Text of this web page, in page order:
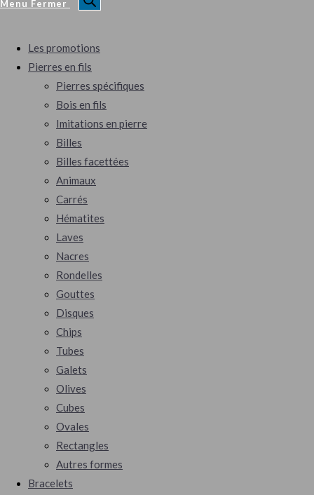
Menu Fermer
Les promotions
Pierres en fils
Pierres spécifiques
Bois en fils
Imitations en pierre
Billes
Billes facettées
Animaux
Carrés
Hématites
Laves
Nacres
Rondelles
Gouttes
Disques
Chips
Tubes
Galets
Olives
Cubes
Ovales
Rectangles
Autres formes
Bracelets